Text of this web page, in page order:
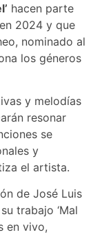
hacen parte
2024 y que
nominado al
los géneros
y melodías
resonar
se
y
el artista.
de José Luis
trabajo ‘Mal
en vivo,